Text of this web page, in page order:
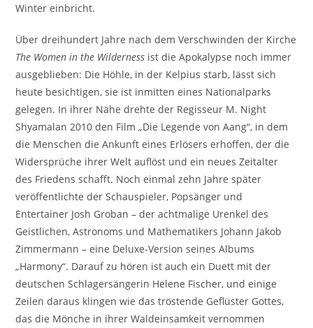
Winter einbricht.
Über dreihundert Jahre nach dem Verschwinden der Kirche
The Women in the Wilderness ist die Apokalypse noch immer
ausgeblieben: Die Höhle, in der Kelpius starb, lässt sich
heute besichtigen, sie ist inmitten eines Nationalparks
gelegen. In ihrer Nähe drehte der Regisseur M. Night
Shyamalan 2010 den Film „Die Legende von Aang“, in dem
die Menschen die Ankunft eines Erlösers erhoffen, der die
Widersprüche ihrer Welt auflöst und ein neues Zeitalter
des Friedens schafft. Noch einmal zehn Jahre später
veröffentlichte der Schauspieler, Popsänger und
Entertainer Josh Groban – der achtmalige Urenkel des
Geistlichen, Astronoms und Mathematikers Johann Jakob
Zimmermann – eine Deluxe-Version seines Albums
„Harmony“. Darauf zu hören ist auch ein Duett mit der
deutschen Schlagersängerin Helene Fischer, und einige
Zeilen daraus klingen wie das tröstende Geflüster Gottes,
das die Mönche in ihrer Waldeinsamkeit vernommen